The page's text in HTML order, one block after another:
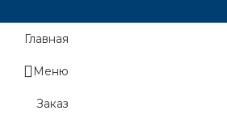
Главная
Меню
Заказ